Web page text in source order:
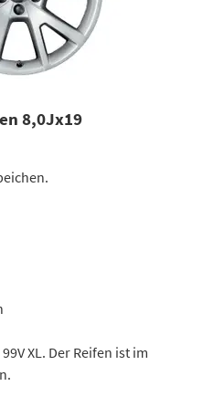
8,0Jx19
XL. Der Reifen ist im